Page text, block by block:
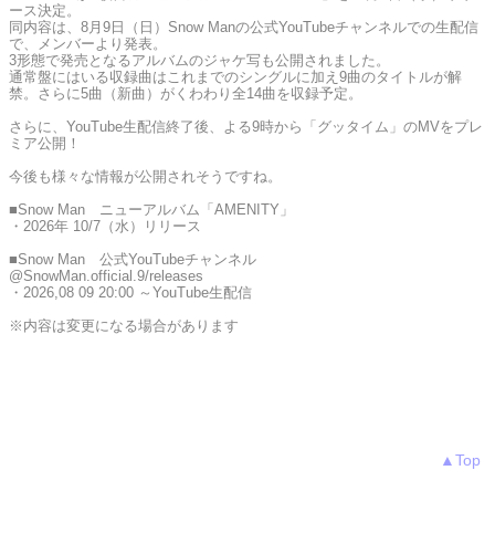
ース決定。
同内容は、8月9日（日）Snow Manの公式YouTubeチャンネルでの生配信
で、メンバーより発表。
3形態で発売となるアルバムのジャケ写も公開されました。
通常盤にはいる収録曲はこれまでのシングルに加え9曲のタイトルが解
禁。さらに5曲（新曲）がくわわり全14曲を収録予定。
さらに、YouTube生配信終了後、よる9時から「グッタイム」のMVをプレ
ミア公開！
今後も様々な情報が公開されそうですね。
■Snow Man ニューアルバム「AMENITY」
・2026年 10/7（水）リリース
■Snow Man 公式YouTubeチャンネル
@SnowMan.official.9/releases
・2026,08 09 20:00 ～YouTube生配信
※内容は変更になる場合があります
▲Top